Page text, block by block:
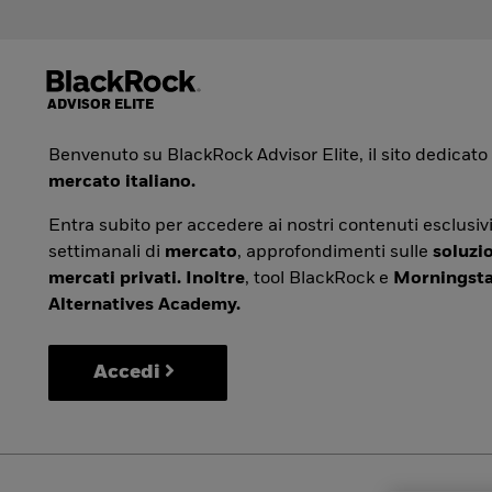
Benvenuto su BlackRock Advisor Elite, il sito dedicato
mercato italiano.
Entra subito per accedere ai nostri contenuti
settimanali di mercato, approfondimenti sulle
mercati privati. Inoltre, tool BlackRock e
Alternatives Academy.
Accedi